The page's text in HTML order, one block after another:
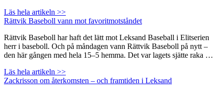
Läs hela artikeln >>
Rättvik Baseboll vann mot favoritmotståndet
Rättvik Baseboll har haft det lätt mot Leksand Baseball i Elitserien
herr i baseboll. Och på måndagen vann Rättvik Baseboll på nytt –
den här gången med hela 15–5 hemma. Det var lagets sjätte raka …
Läs hela artikeln >>
Zackrisson om återkomsten – och framtiden i Leksand